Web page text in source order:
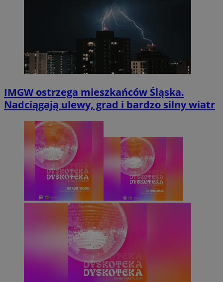
IMGW ostrzega mieszkańców Śląska.
Nadciągają ulewy, grad i bardzo silny wiatr